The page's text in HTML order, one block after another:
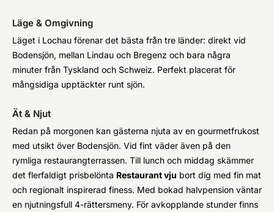
Läge & Omgivning
Läget i Lochau förenar det bästa från tre länder: direkt vid
Bodensjön, mellan Lindau och Bregenz och bara några
minuter från Tyskland och Schweiz. Perfekt placerat för
mångsidiga upptäckter runt sjön.
Ät & Njut
Redan på morgonen kan gästerna njuta av en gourmetfrukost
med utsikt över Bodensjön. Vid fint väder även på den
rymliga restaurangterrassen. Till lunch och middag skämmer
det flerfaldigt prisbelönta Restaurant vju bort dig med fin mat
och regionalt inspirerad finess. Med bokad halvpension väntar
en njutningsfull 4-rättersmeny. För avkopplande stunder finns